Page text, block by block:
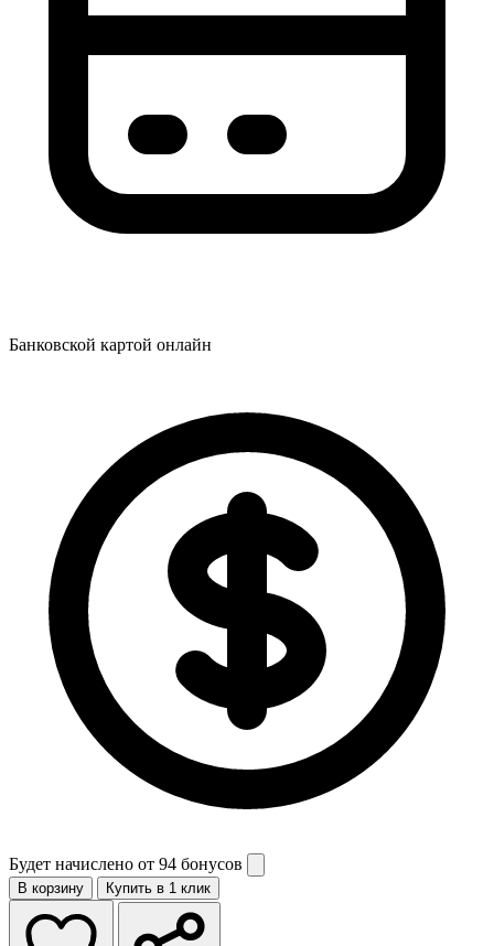
Банковской картой онлайн
Будет начислено от 94 бонусов
В корзину Купить в 1 клик